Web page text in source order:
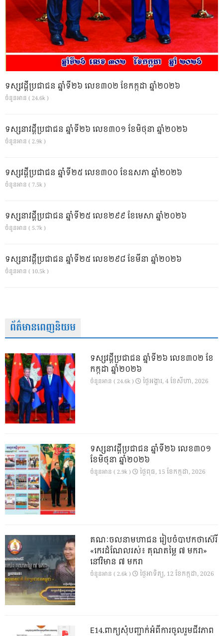
ទស្សវដ្តីប្រជាជន ឆ្នាំទី២៦ លេខ៣០២ ខែកក្កដា ឆ្នាំ២០២៦
ចំនួនអាន ( 24.6k )
ទស្សនាវដ្ដីប្រជាជន ឆ្នាំទី២៦ លេខ៣០១ ខែមិថុនា ឆ្នាំ២០២៦
ចំនួនអាន ( 2.9k )
ទស្សវដ្តីប្រជាជន ឆ្នាំទី២៥ លេខ៣០០ ខែឧសភា ឆ្នាំ២០២៦
ចំនួនអាន ( 7.5k )
ទស្សនាវដ្ដីប្រជាជន ឆ្នាំទី២៥ លេខ២៩៩ ខែមេសា ឆ្នាំ២០២៦
ចំនួនអាន ( 5.7k )
ទស្សនាវដ្ដីប្រជាជន ឆ្នាំទី២៥ លេខ២៩៨ ខែមីនា ឆ្នាំ២០២៦
ចំនួនអាន ( 10.5k )
ព័ត៌មានពេញនិយម
ទស្សវដ្តីប្រជាជន ឆ្នាំទី២៦ លេខ៣០២ ខែ
កក្កដា ឆ្នាំ២០២៦
ចំនួនអាន ( 24.6k ) ថ្ងៃ​អង្គារ, 4 ខែ​សីហា, 2026
ទស្សនាវដ្ដីប្រជាជន ឆ្នាំទី២៦ លេខ៣០១
ខែមិថុនា ឆ្នាំ២០២៦
ចំនួនអាន ( 2.9k ) ថ្ងៃ​ពុធ, 15 ខែ​កក្កដា, 2026
គណៈចលនាមហាជន រៀបចំបាឋកថាស៊េរី
«កេរដំណែលរស់៖ គុណតម្លៃ ៧ មករា»
នៅវិមាន ៧ មករា
ចំនួនអាន ( 2.6k ) ថ្ងៃ​អាទិត្យ, 12 ខែ​កក្កដា, 2026
E14.ពាក្យសុំបញ្ជាក់អំពីការចូលរួមជីវភាព